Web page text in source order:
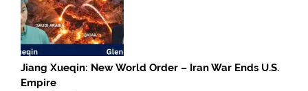
Jiang Xueqin: New World Order – Iran War Ends U.S.
Empire